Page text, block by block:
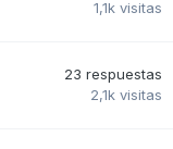
1,1k visitas
23 respuestas
2,1k visitas